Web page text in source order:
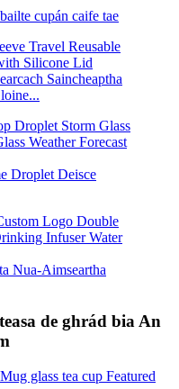
cupán caife tae
Saincheaptha
Droplet Deisce
Nua-Aimseartha
de ghrád bia An